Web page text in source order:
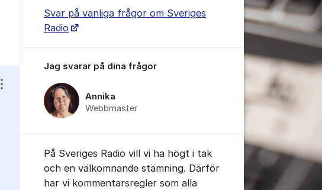
Visa/dölj inställningar för inlägg/kommentar
Svar på vanliga frågor om Sveriges
Radio
Jag svarar på dina frågor
Annika
Webbmaster
På Sveriges Radio vill vi ha högt i tak
och en välkomnande stämning. Därför
har vi kommentarsregler som alla